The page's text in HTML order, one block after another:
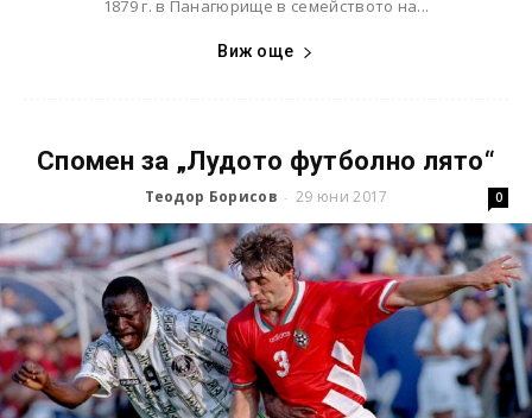
1879 г. в Панагюрище в семейството на...
Виж още
Спомен за „Лудото футболно лято“
Теодор Борисов - 29 юни 2017 0